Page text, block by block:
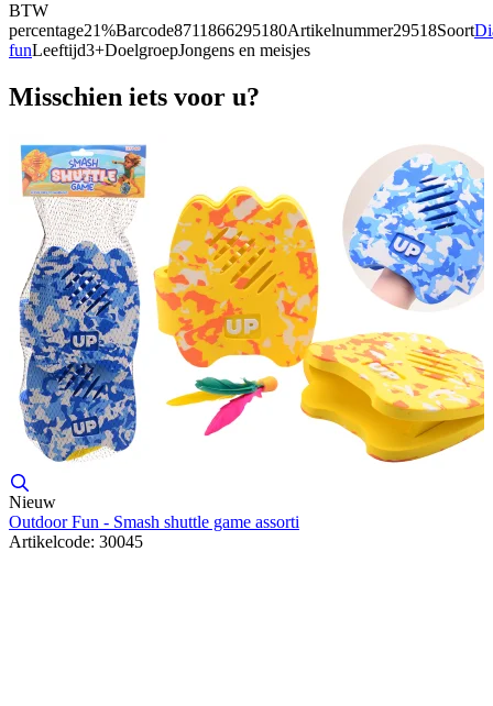
BTW
percentage21%Barcode8711866295180Artikelnummer29518Soort
funLeeftijd3+DoelgroepJongens en meisjes
Misschien iets voor u?
Nieuw
Outdoor Fun - Smash shuttle game assorti
Artikelcode: 30045